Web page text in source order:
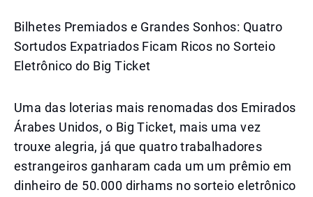
Bilhetes Premiados e Grandes Sonhos: Quatro
Sortudos Expatriados Ficam Ricos no Sorteio
Eletrônico do Big Ticket
Uma das loterias mais renomadas dos Emirados
Árabes Unidos, o Big Ticket, mais uma vez
trouxe alegria, já que quatro trabalhadores
estrangeiros ganharam cada um um prêmio em
dinheiro de 50.000 dirhams no sorteio eletrônico